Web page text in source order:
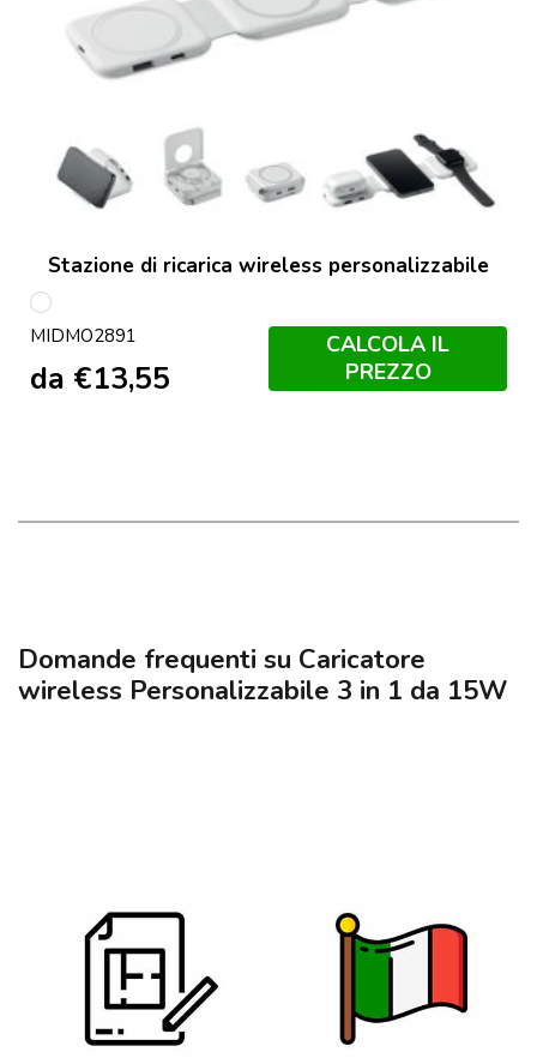
Stazione di ricarica wireless personalizzabile
Bianco
MIDMO2891
da €13,55
CALCOLA IL
PREZZO
Domande frequenti su Caricatore
wireless Personalizzabile 3 in 1 da 15W